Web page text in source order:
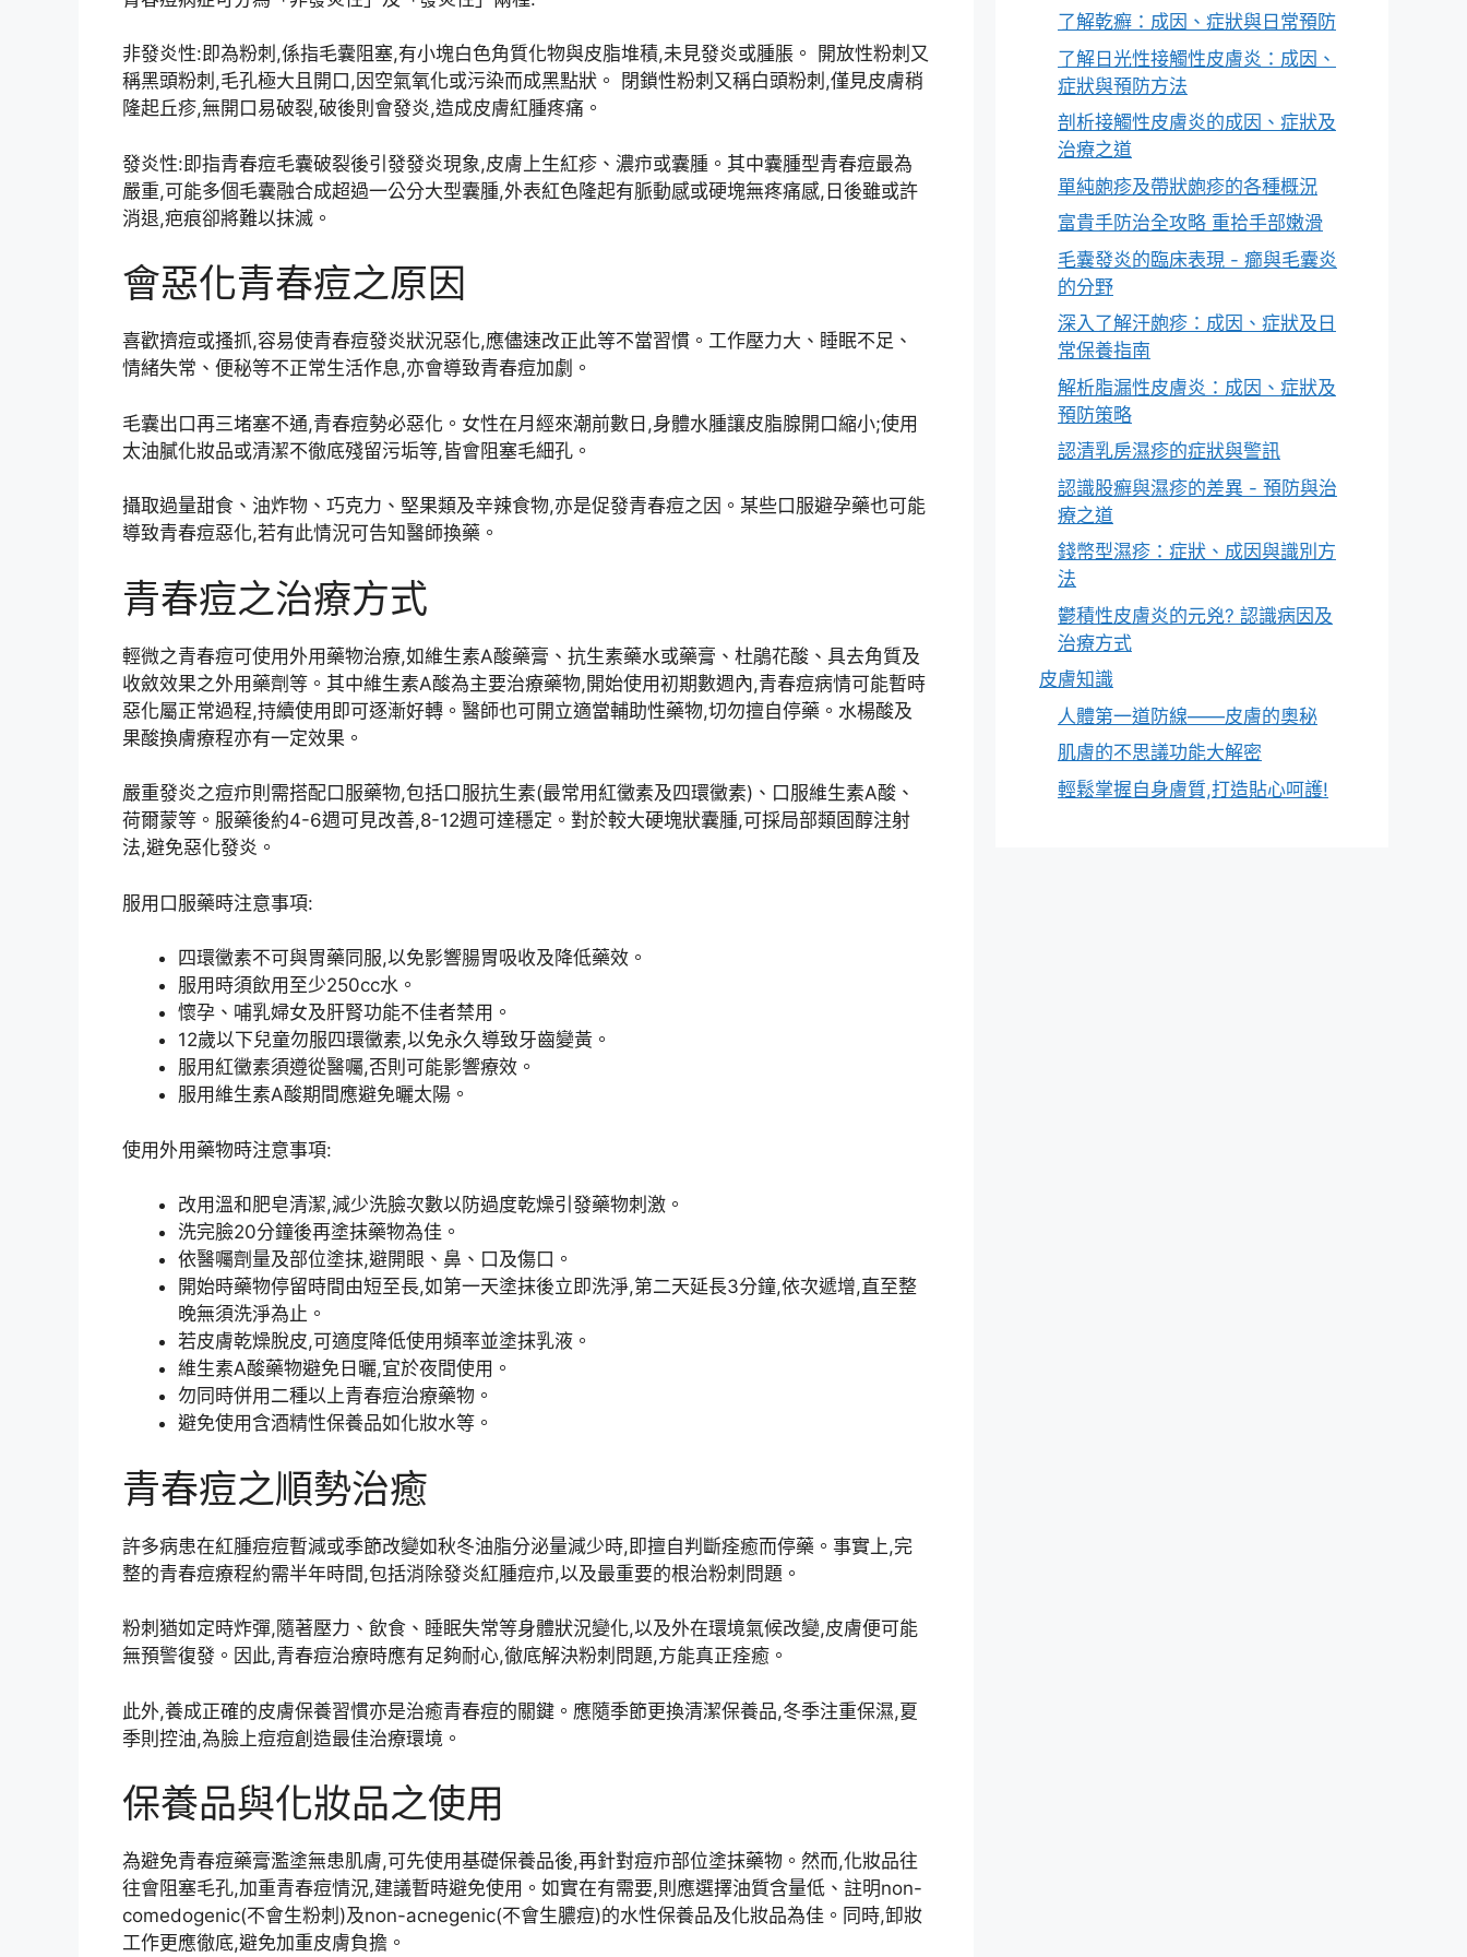
非發炎性:即為粉刺,係指毛囊阻塞,有小塊白色角質化物與皮脂堆積,未見發炎或腫脹。 開放性粉刺又
稱黑頭粉刺,毛孔極大且開口,因空氣氧化或污染而成黑點狀。 閉鎖性粉刺又稱白頭粉刺,僅見皮膚稍
隆起丘疹,無開口易破裂,破後則會發炎,造成皮膚紅腫疼痛。
發炎性:即指青春痘毛囊破裂後引發發炎現象,皮膚上生紅疹、濃疖或囊腫。其中囊腫型青春痘最為
嚴重,可能多個毛囊融合成超過一公分大型囊腫,外表紅色隆起有脈動感或硬塊無疼痛感,日後雖或許
消退,疤痕卻將難以抹滅。
會惡化青春痘之原因
喜歡擠痘或搔抓,容易使青春痘發炎狀況惡化,應儘速改正此等不當習慣。工作壓力大、睡眠不足、
情緒失常、便秘等不正常生活作息,亦會導致青春痘加劇。
毛囊出口再三堵塞不通,青春痘勢必惡化。女性在月經來潮前數日,身體水腫讓皮脂腺開口縮小;使用
太油膩化妝品或清潔不徹底殘留污垢等,皆會阻塞毛細孔。
攝取過量甜食、油炸物、巧克力、堅果類及辛辣食物,亦是促發青春痘之因。某些口服避孕藥也可能
導致青春痘惡化,若有此情況可告知醫師換藥。
青春痘之治療方式
輕微之青春痘可使用外用藥物治療,如維生素A酸藥膏、抗生素藥水或藥膏、杜鵑花酸、具去角質及
收斂效果之外用藥劑等。其中維生素A酸為主要治療藥物,開始使用初期數週內,青春痘病情可能暫時
惡化屬正常過程,持續使用即可逐漸好轉。醫師也可開立適當輔助性藥物,切勿擅自停藥。水楊酸及
果酸換膚療程亦有一定效果。
嚴重發炎之痘疖則需搭配口服藥物,包括口服抗生素(最常用紅黴素及四環黴素)、口服維生素A酸、
荷爾蒙等。服藥後約4-6週可見改善,8-12週可達穩定。對於較大硬塊狀囊腫,可採局部類固醇注射
法,避免惡化發炎。
服用口服藥時注意事項:
四環黴素不可與胃藥同服,以免影響腸胃吸收及降低藥效。
服用時須飲用至少250cc水。
懷孕、哺乳婦女及肝腎功能不佳者禁用。
12歲以下兒童勿服四環黴素,以免永久導致牙齒變黃。
服用紅黴素須遵從醫囑,否則可能影響療效。
服用維生素A酸期間應避免曬太陽。
使用外用藥物時注意事項:
改用溫和肥皂清潔,減少洗臉次數以防過度乾燥引發藥物刺激。
洗完臉20分鐘後再塗抹藥物為佳。
依醫囑劑量及部位塗抹,避開眼、鼻、口及傷口。
開始時藥物停留時間由短至長,如第一天塗抹後立即洗淨,第二天延長3分鐘,依次遞增,直至整
晚無須洗淨為止。
若皮膚乾燥脫皮,可適度降低使用頻率並塗抹乳液。
維生素A酸藥物避免日曬,宜於夜間使用。
勿同時併用二種以上青春痘治療藥物。
避免使用含酒精性保養品如化妝水等。
青春痘之順勢治癒
許多病患在紅腫痘痘暫減或季節改變如秋冬油脂分泌量減少時,即擅自判斷痊癒而停藥。事實上,完
整的青春痘療程約需半年時間,包括消除發炎紅腫痘疖,以及最重要的根治粉刺問題。
粉刺猶如定時炸彈,隨著壓力、飲食、睡眠失常等身體狀況變化,以及外在環境氣候改變,皮膚便可能
無預警復發。因此,青春痘治療時應有足夠耐心,徹底解決粉刺問題,方能真正痊癒。
此外,養成正確的皮膚保養習慣亦是治癒青春痘的關鍵。應隨季節更換清潔保養品,冬季注重保濕,夏
季則控油,為臉上痘痘創造最佳治療環境。
保養品與化妝品之使用
為避免青春痘藥膏濫塗無患肌膚,可先使用基礎保養品後,再針對痘疖部位塗抹藥物。然而,化妝品往
往會阻塞毛孔,加重青春痘情況,建議暫時避免使用。如實在有需要,則應選擇油質含量低、註明non-
comedogenic(不會生粉刺)及non-acnegenic(不會生膿痘)的水性保養品及化妝品為佳。同時,卸妝
工作更應徹底,避免加重皮膚負擔。
了解乾癬：成因、症狀與日常預防
了解日光性接觸性皮膚炎：成因、
症狀與預防方法
剖析接觸性皮膚炎的成因、症狀及
治療之道
單純皰疹及帶狀皰疹的各種概況
富貴手防治全攻略 重拾手部嫩滑
毛囊發炎的臨床表現 - 癤與毛囊炎
的分野
深入了解汗皰疹：成因、症狀及日
常保養指南
解析脂漏性皮膚炎：成因、症狀及
預防策略
認清乳房濕疹的症狀與警訊
認識股癬與濕疹的差異 - 預防與治
療之道
錢幣型濕疹：症狀、成因與識別方
法
鬱積性皮膚炎的元兇? 認識病因及
治療方式
皮膚知識
人體第一道防線——皮膚的奧秘
肌膚的不思議功能大解密
輕鬆掌握自身膚質,打造貼心呵護!